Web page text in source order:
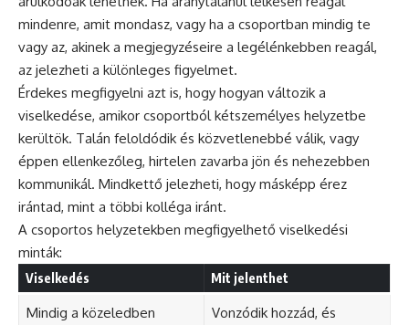
mindenre, amit mondasz, vagy ha a csoportban mindig te
vagy az, akinek a megjegyzéseire a legélénkebben reagál,
az jelezheti a különleges figyelmet.
Érdekes megfigyelni azt is, hogy hogyan változik a
viselkedése, amikor csoportból kétszemélyes helyzetbe
kerültök. Talán feloldódik és közvetlenebbé válik, vagy
éppen ellenkezőleg, hirtelen zavarba jön és nehezebben
kommunikál. Mindkettő jelezheti, hogy másképp érez
irántad, mint a többi kolléga iránt.
A csoportos helyzetekben megfigyelhető viselkedési
minták:
Viselkedés Mit jelenthet
Mindig a közeledben
Vonzódik hozzád, és